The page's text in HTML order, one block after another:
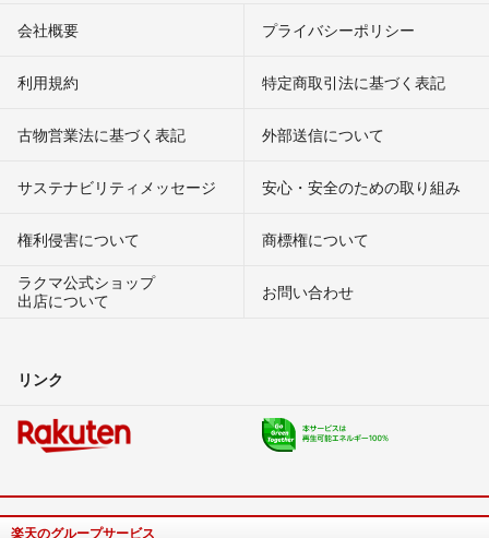
会社概要 プライバシーポリシー
利用規約 特定商取引法に基づく表記
古物営業法に基づく表記 外部送信について
サステナビリティメッセージ 安心・安全のための取り組み
権利侵害について
商標権について
ラクマ公式ショップ
出店について
お問い合わせ
リンク
楽天のグループサービス